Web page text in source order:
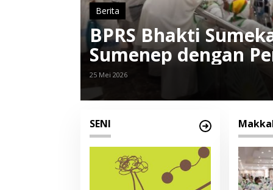
Berita
BPRS Bhakti
Sumenep dengan
25 Mei 2026
SENI